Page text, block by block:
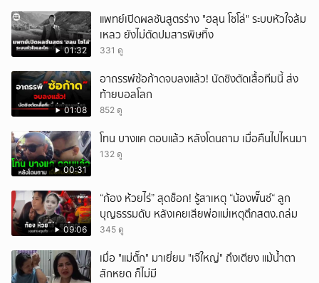
01:32
แพทย์เปิดผลชันสูตรร่าง "ฮลุน โซโล่" ระบบหัวใจล้ม
เหลว ยังไม่ตัดปมสารพิษทิ้ง
331 ดู
01:08
อาถรรพ์ซ้อก้าดจบลงแล้ว! นัดชิงตัดเสื้อทีมนี้ ส่ง
ท้ายบอลโลก
852 ดู
00:31
โทน บางแค ตอบแล้ว หลังโดนถาม เมื่อคืนไปไหนมา
132 ดู
09:06
“ก้อง ห้วยไร่” สุดช็อก! รู้สาเหตุ “น้องพั๊นซ์“ ลูก
บุญธรรมดับ หลังเคยเสียพ่อแม่เหตุตึกสตง.ถล่ม
345 ดู
เมื่อ "แม่ตั๊ก" มาเยี่ยม "เจ๊ใหญ่" ถึงเตียง แม้น้ำตา
สักหยด ก็ไม่มี